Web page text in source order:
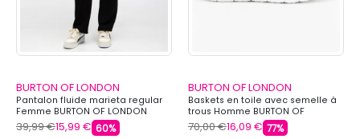
BURTON OF LONDON
Pantalon fluide marieta regular
Femme BURTON OF LONDON
39,99 €15,99 € 60%
BURTON OF LONDON
Baskets en toile avec semelle à
trous Homme BURTON OF
LONDON
70,00 €16,09 € 77%